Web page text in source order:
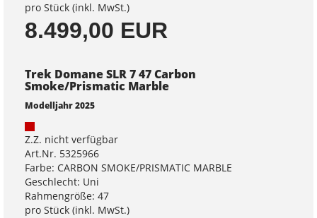
pro Stück (inkl. MwSt.)
8.499,00 EUR
Trek Domane SLR 7 47 Carbon
Smoke/Prismatic Marble
Modelljahr 2025
Z.Z. nicht verfügbar
Art.Nr. 5325966
Farbe: CARBON SMOKE/PRISMATIC MARBLE
Geschlecht: Uni
Rahmengröße: 47
pro Stück (inkl. MwSt.)